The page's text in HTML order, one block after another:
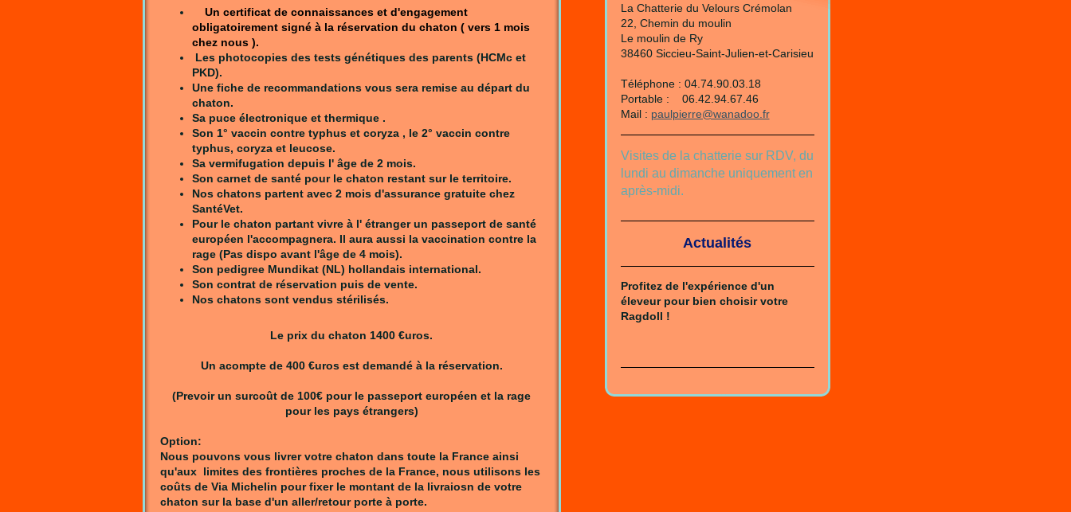
Un certificat de connaissances et d'engagement
obligatoirement signé à la réservation du chaton ( vers 1 mois
chez nous ).
Les photocopies des tests génétiques des parents (HCMc et
PKD).
Une fiche de recommandations vous sera remise au départ du
chaton.
Sa puce électronique et thermique .
Son 1° vaccin contre typhus et coryza , le 2° vaccin contre
typhus, coryza et leucose.
Sa vermifugation depuis l' âge de 2 mois.
Son carnet de santé pour le chaton restant sur le territoire.
Nos chatons partent avec 2 mois d'assurance gratuite chez
SantéVet.
Pour le chaton partant vivre à l' étranger un passeport de santé
européen l'accompagnera. Il aura aussi la vaccination contre la
rage (Pas dispo avant l'âge de 4 mois).
Son pedigree Mundikat (NL) hollandais international.
Son contrat de réservation puis de vente.
Nos chatons sont vendus stérilisés.
Le prix du chaton 1400 €uros.
Un acompte de 400 €uros est demandé à la réservation.
(Prevoir un surcoût de 100€ pour le passeport européen et la rage
pour les pays étrangers)
Option:
Nous pouvons vous livrer votre chaton dans toute la France ainsi
qu'aux limites des frontières proches de la France, nous utilisons les
coûts de Via Michelin pour fixer le montant de la livraiosn de votre
chaton sur la base d'un aller/retour porte à porte.
La Chatterie du Velours Crémolan
22, Chemin du moulin
Le moulin de Ry
38460 Siccieu-Saint-Julien-et-Carisieu
Téléphone : 04.74.90.03.18
Portable : 06.42.94.67.46
Mail : paulpierre@wanadoo.fr
Visites de la chatterie sur RDV, du
lundi au dimanche uniquement en
après-midi.
Actualités
Profitez de l'expérience d'un
éleveur pour bien choisir votre
Ragdoll !